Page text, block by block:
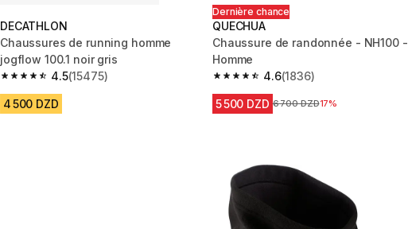
DECATHLON
Chaussures de running homme
jogflow 100.1 noir gris
4.5
4.5 out of 5 stars from 15475 reviews
(15475)
4 500 DZD
Dernière chance
QUECHUA
Chaussure de randonnée - NH100 -
Homme
4.6
4.6 out of 5 stars from 1836 reviews
(1836)
5 500 DZD Prix avant la réduction
6 700 DZD17%